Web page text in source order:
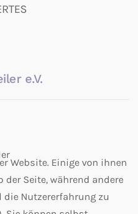
e.V.
Website. Einige von ihnen
Seite, während andere
die Nutzererfahrung zu